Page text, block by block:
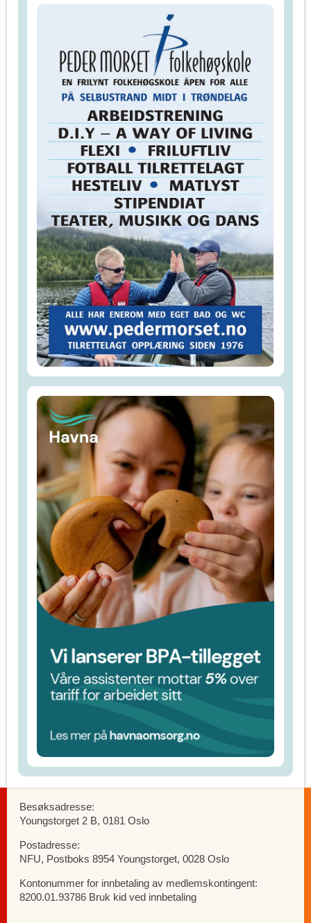
Besøksadresse:
Youngstorget 2 B, 0181 Oslo
Postadresse:
NFU, Postboks 8954 Youngstorget, 0028 Oslo
Kontonummer for innbetaling av medlemskontingent:
8200.01.93786 Bruk kid ved innbetaling